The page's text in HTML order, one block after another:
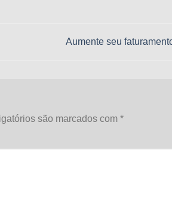
Aumente seu
são marcados com *